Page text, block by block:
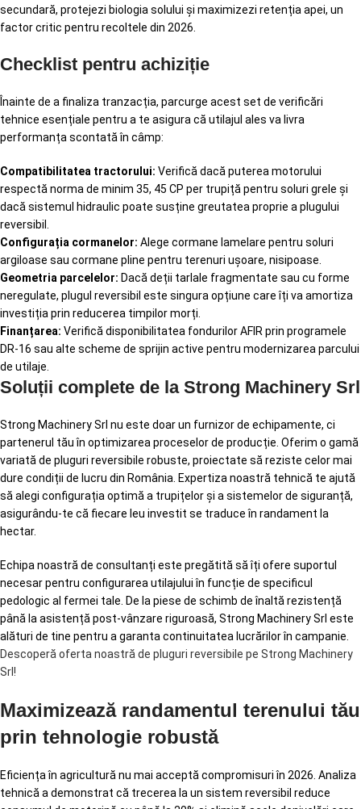
secundară, protejezi biologia solului și maximizezi retenția apei, un
factor critic pentru recoltele din 2026.
Checklist pentru achiziție
Înainte de a finaliza tranzacția, parcurge acest set de verificări
tehnice esențiale pentru a te asigura că utilajul ales va livra
performanța scontată în câmp:
Compatibilitatea tractorului: Verifică dacă puterea motorului
respectă norma de minim 35, 45 CP per trupiță pentru soluri grele și
dacă sistemul hidraulic poate susține greutatea proprie a plugului
reversibil.
Configurația cormanelor: Alege cormane lamelare pentru soluri
argiloase sau cormane pline pentru terenuri ușoare, nisipoase.
Geometria parcelelor: Dacă deții tarlale fragmentate sau cu forme
neregulate, plugul reversibil este singura opțiune care îți va amortiza
investiția prin reducerea timpilor morți.
Finanțarea: Verifică disponibilitatea fondurilor AFIR prin programele
DR-16 sau alte scheme de sprijin active pentru modernizarea parcului
de utilaje.
Soluții complete de la Strong Machinery Srl
Strong Machinery Srl nu este doar un furnizor de echipamente, ci
partenerul tău în optimizarea proceselor de producție. Oferim o gamă
variată de pluguri reversibile robuste, proiectate să reziste celor mai
dure condiții de lucru din România. Expertiza noastră tehnică te ajută
să alegi configurația optimă a trupițelor și a sistemelor de siguranță,
asigurându-te că fiecare leu investit se traduce în randament la
hectar.
Echipa noastră de consultanți este pregătită să îți ofere suportul
necesar pentru configurarea utilajului în funcție de specificul
pedologic al fermei tale. De la piese de schimb de înaltă rezistență
până la asistență post-vânzare riguroasă, Strong Machinery Srl este
alături de tine pentru a garanta continuitatea lucrărilor în campanie.
Descoperă oferta noastră de pluguri reversibile pe Strong Machinery
Srl!
Maximizează randamentul terenului tău
prin tehnologie robustă
Eficiența în agricultură nu mai acceptă compromisuri în 2026. Analiza
tehnică a demonstrat că trecerea la un sistem reversibil reduce